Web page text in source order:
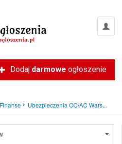
Dodaj darmowe ogłoszenie
Finanse Ubezpieczenia OC/AC Wars...